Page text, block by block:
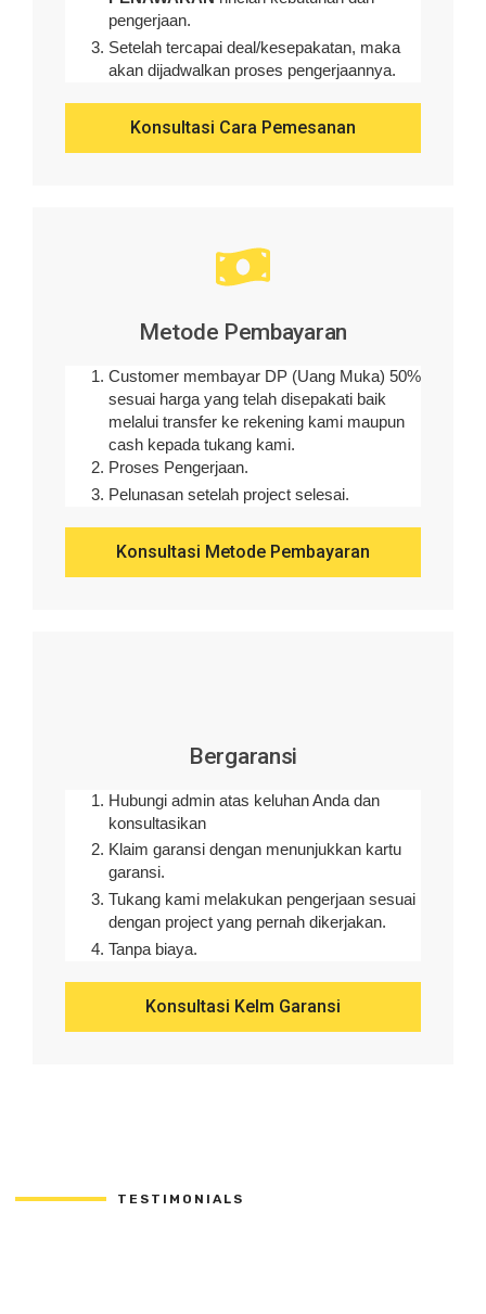
pengerjaan.
Setelah tercapai deal/kesepakatan, maka
akan dijadwalkan proses pengerjaannya.
Konsultasi Cara Pemesanan
Metode Pembayaran
Customer membayar DP (Uang Muka) 50%
sesuai harga yang telah disepakati baik
melalui transfer ke rekening kami maupun
cash kepada tukang kami.
Proses Pengerjaan.
Pelunasan setelah project selesai.
Konsultasi Metode Pembayaran
Bergaransi
Hubungi admin atas keluhan Anda dan
konsultasikan
Klaim garansi dengan menunjukkan kartu
garansi.
Tukang kami melakukan pengerjaan sesuai
dengan project yang pernah dikerjakan.
Tanpa biaya.
Konsultasi Kelm Garansi
TESTIMONIALS